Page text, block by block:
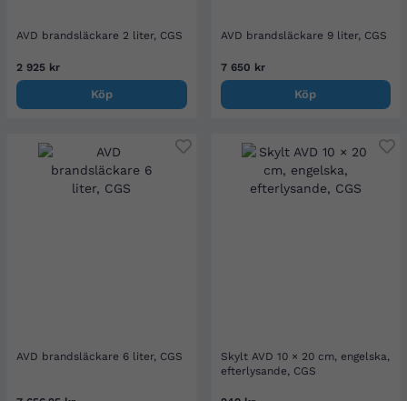
AVD brandsläckare 2 liter, CGS
2 925 kr
Köp
AVD brandsläckare 9 liter, CGS
7 650 kr
Köp
AVD brandsläckare 6 liter, CGS
Skylt AVD 10 × 20 cm, engelska,
efterlysande, CGS